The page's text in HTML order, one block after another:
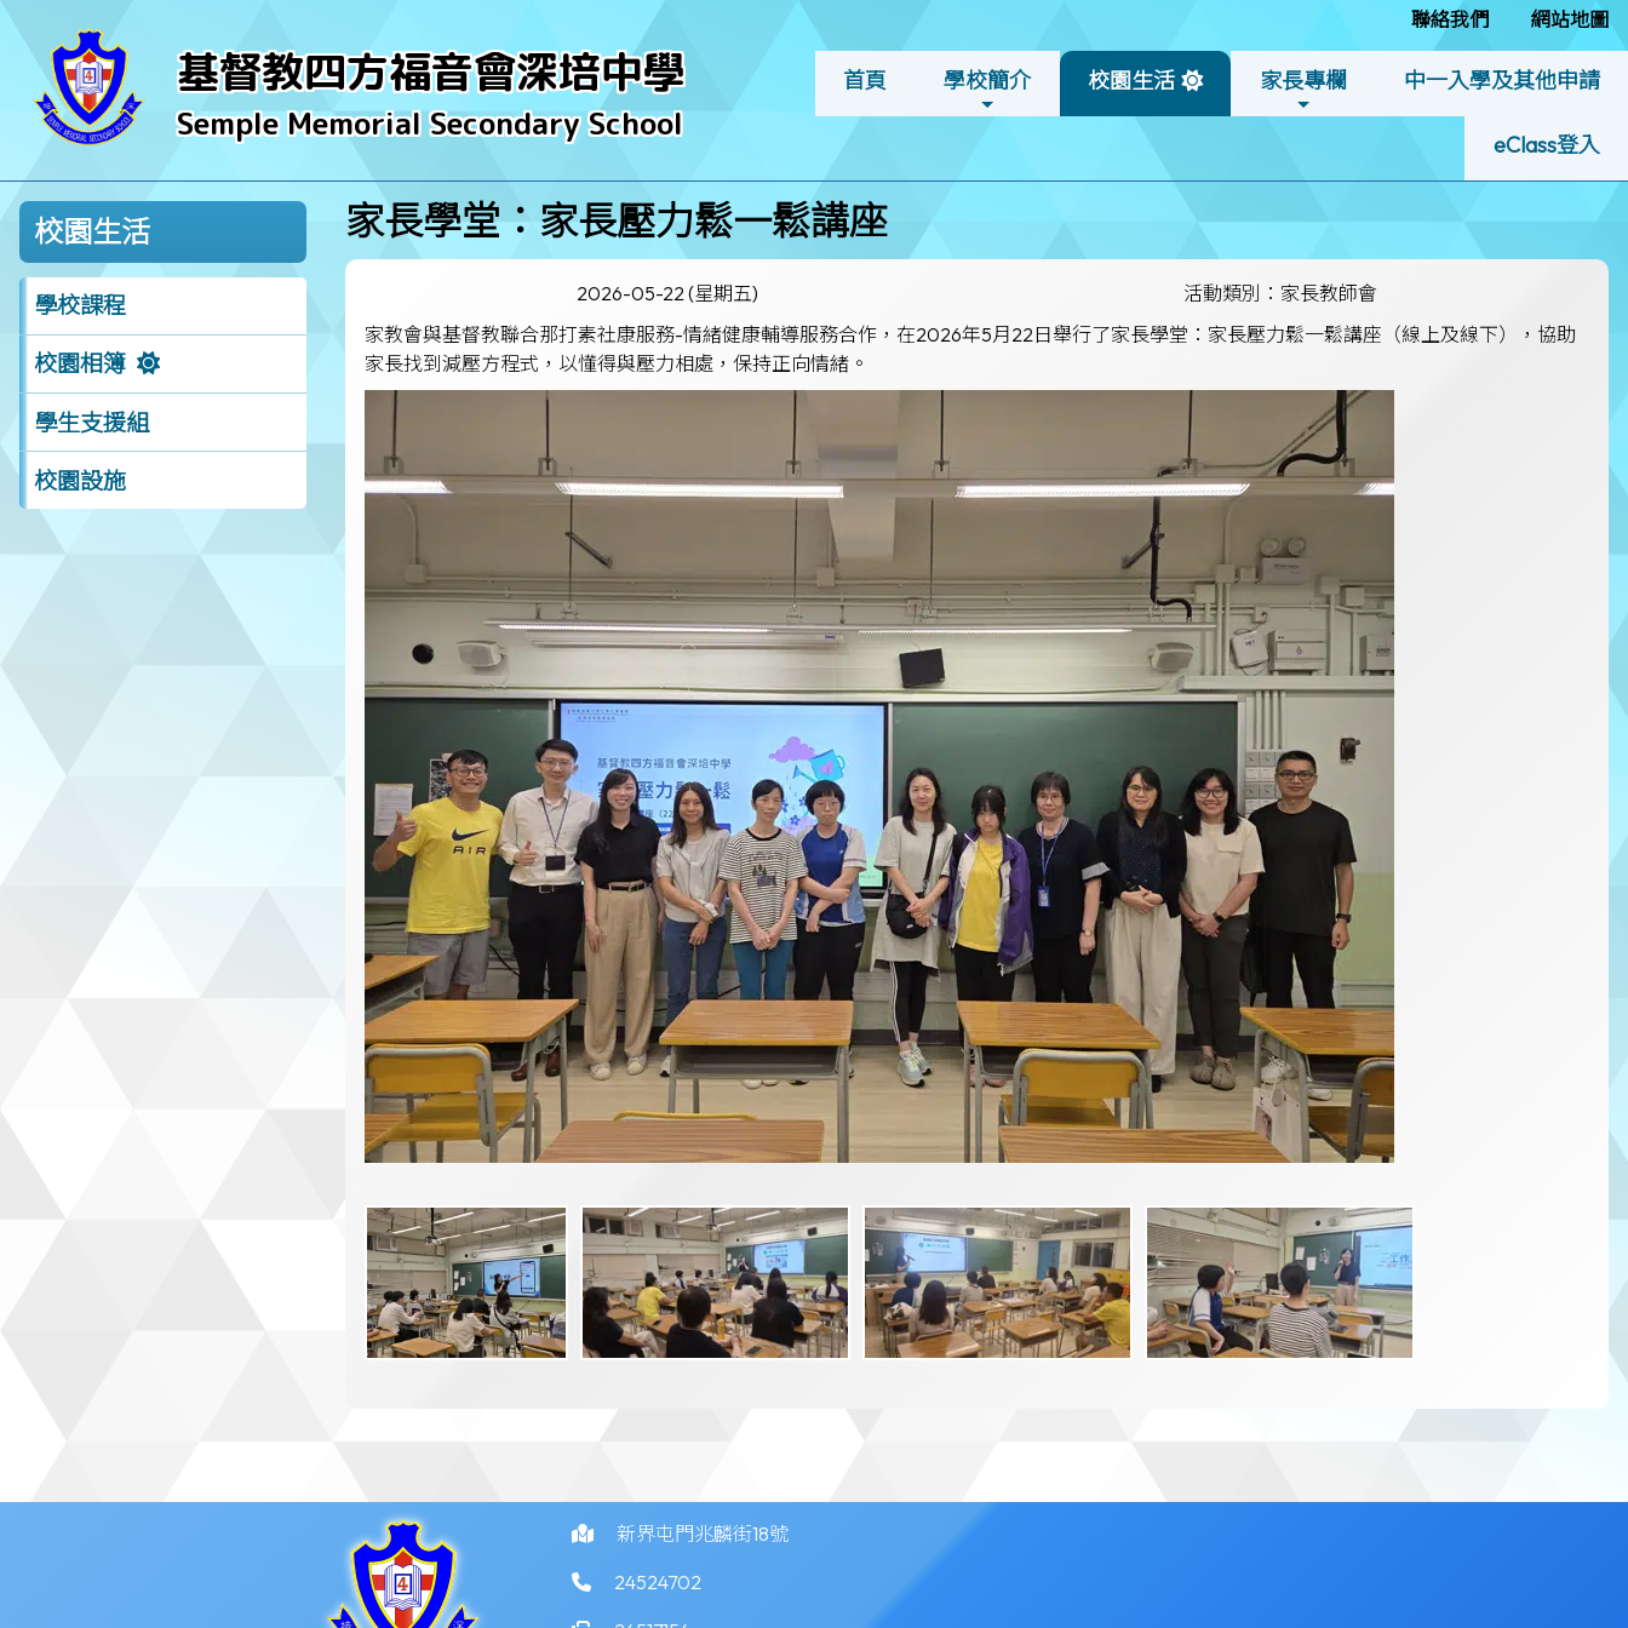
基督教四方福音會深培中學
Semple Memorial Secondary School
聯絡我們 網站地圖
首頁 學校簡介 校園生活 家長專欄 中一入學及其他申請
eClass登入
校園生活
學校課程
校園相簿
學生支援組
校園設施
家長學堂：家長壓力鬆一鬆講座
2026-05-22 (星期五)
活動類別：家長教師會
家教會與基督教聯合那打素社康服務-情緒健康輔導服務合作，在2026年5月22日舉行了家長學堂：家長壓力鬆一鬆講座（線上及線下），協助
家長找到減壓方程式，以懂得與壓力相處，保持正向情緒。
新界屯門兆麟街18號
24524702